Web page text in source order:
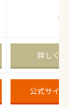
詳しくはこ
公式サイトは